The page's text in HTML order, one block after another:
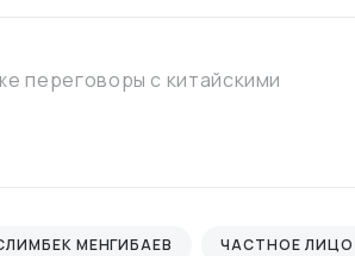
переговоры с китайскими
МЕНГИБАЕВ ЧАСТНОЕ ЛИЦО